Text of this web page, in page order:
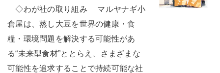
◇わが社の取り組み マルヤナギ小
倉屋は、蒸し大豆を世界の健康・食
糧・環境問題を解決する可能性があ
る“未来型食材”ととらえ、さまざまな
可能性を追求することで持続可能な社